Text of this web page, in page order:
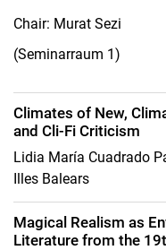
Chair: Murat Sezi
(Seminarraum 1)
Climates of New,
and Cli-Fi Criticism
Lidia María Cuadrado
Illes Balears
Magical Realism as
Literature from the